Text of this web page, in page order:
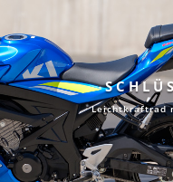
Leichtkraftrad